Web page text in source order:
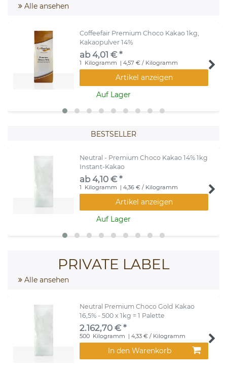
Alle ansehen
Coffeefair Premium Choco Kakao 1kg,
Kakaopulver 14%
ab 4,01 € *
1 Kilogramm | 4,57 € / Kilogramm
Artikel anzeigen
Auf Lager
BESTSELLER
Neutral - Premium Choco Kakao 14% 1kg
Instant-Kakao
ab 4,10 € *
1 Kilogramm | 4,36 € / Kilogramm
Artikel anzeigen
Auf Lager
PRIVATE LABEL
Alle ansehen
Neutral Premium Choco Gold Kakao
16,5% - 500 x 1kg = 1 Palette
2.162,70 € *
500 Kilogramm | 4,33 € / Kilogramm
In den Warenkorb